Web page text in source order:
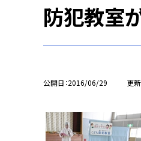
防犯教室
公開日 2016/06/29 更